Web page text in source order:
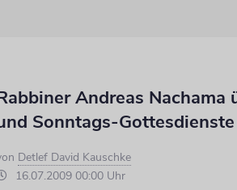
Andreas
Sonntags-Gottesdienste
Detlef David Kauschke
16.07.2009 00:00 Uhr